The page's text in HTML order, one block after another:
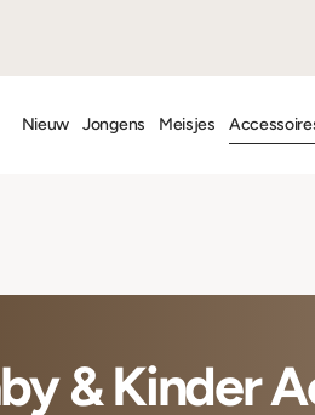
Nieuw Jongens Meisjes
& Kinder